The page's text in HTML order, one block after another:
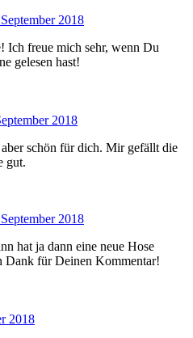
2018
Ich freue mich sehr, wenn Du
gelesen hast!
2018
schön für dich. Mir gefällt die
gut.
2018
hat ja dann eine neue Hose
für Deinen Kommentar!
2018